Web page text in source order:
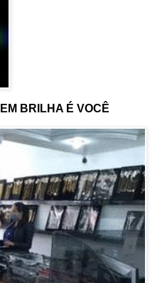
BRILHA É VOCÊ